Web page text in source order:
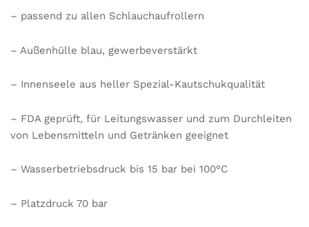
– passend zu allen Schlauchaufrollern
– Außenhülle blau, gewerbeverstärkt
– Innenseele aus heller Spezial-Kautschukqualität
– FDA geprüft, für Leitungswasser und zum Durchleiten
von Lebensmitteln und Getränken geeignet
– Wasserbetriebsdruck bis 15 bar bei 100°C
– Platzdruck 70 bar